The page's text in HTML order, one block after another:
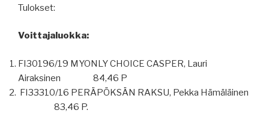
Tulokset:
Voittajaluokka:
FI30196/19 MYONLY CHOICE CASPER, Lauri
Airaksinen 84,46 P
FI33310/16 PERÄPÖKSÄN RAKSU, Pekka Hämäläinen
83,46 P.